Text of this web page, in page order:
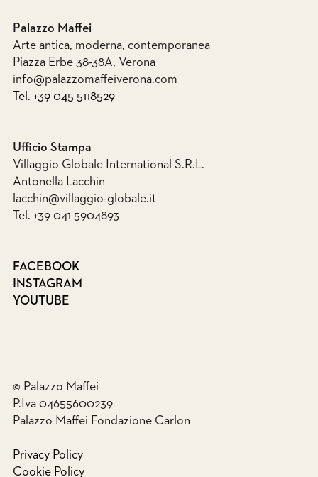
Palazzo Maffei
Arte antica, moderna, contemporanea
Piazza Erbe 38-38A, Verona
info@palazzomaffeiverona.com
Tel. +39 045 5118529
Ufficio Stampa
Villaggio Globale International S.R.L.
Antonella Lacchin
lacchin@villaggio-globale.it
Tel. +39 041 5904893
FACEBOOK
INSTAGRAM
YOUTUBE
© Palazzo Maffei
P.Iva 04655600239
Palazzo Maffei Fondazione Carlon
Privacy Policy
Cookie Policy